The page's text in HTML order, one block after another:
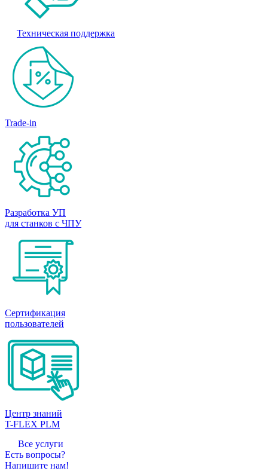
Техническая поддержка
Trade-in
Разработка УП
для станков с ЧПУ
Сертификация
пользователей
Центр знаний
T-FLEX PLM
Все услуги
Есть вопросы?
Напишите нам!